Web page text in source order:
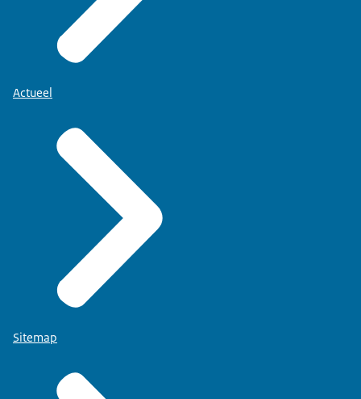
Actueel
Sitemap